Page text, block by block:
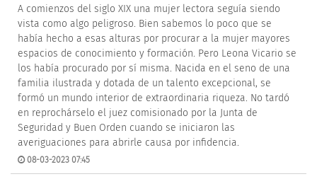
A comienzos del siglo XIX una mujer lectora seguía siendo
vista como algo peligroso. Bien sabemos lo poco que se
había hecho a esas alturas por procurar a la mujer mayores
espacios de conocimiento y formación. Pero Leona Vicario se
los había procurado por sí misma. Nacida en el seno de una
familia ilustrada y dotada de un talento excepcional, se
formó un mundo interior de extraordinaria riqueza. No tardó
en reprochárselo el juez comisionado por la Junta de
Seguridad y Buen Orden cuando se iniciaron las
averiguaciones para abrirle causa por infidencia.
08-03-2023 07:45